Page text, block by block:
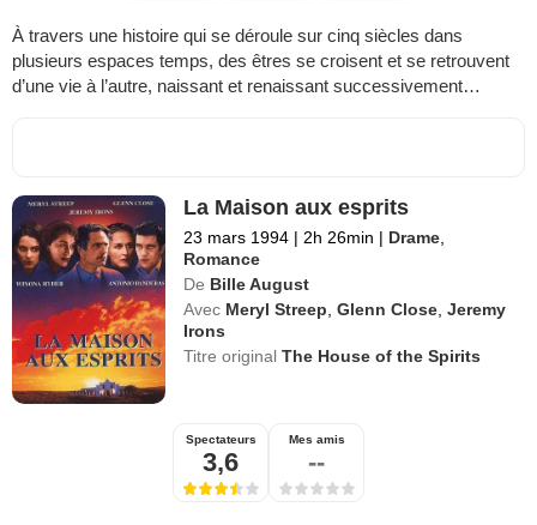
À travers une histoire qui se déroule sur cinq siècles dans
plusieurs espaces temps, des êtres se croisent et se retrouvent
d’une vie à l’autre, naissant et renaissant successivement…
La Maison aux esprits
23 mars 1994 | 2h 26min | Drame
Romance
De Bille August
Avec Meryl Streep ,Glenn Close ,Jeremy
Irons
Titre originalThe House of the Spirits
Spectateurs
3,6
Mes amis
--